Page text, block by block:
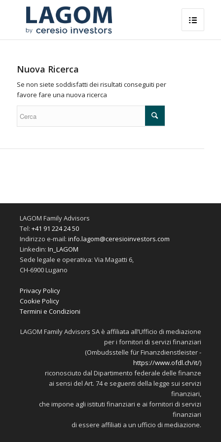
Nuova Ricerca
Se non siete soddisfatti dei risultati conseguiti per
favore fare una nuova ricerca
LAGOM Family Advisors
Tel: +41 91 224 24 50
Indirizzo e-mail: info.lagom@ceresioinvestors.com
Linkedin: In_LAGOM
Sede legale e operativa: Via Magatti 6,
CH-6900 Lugano
Privacy Policy
Cookie Policy
Termini e Condizioni
LAGOM Family Advisors SA è affiliata all’Ufficio di mediazione
per i fornitori di servizi finanziari
(Ombudsstelle für Finanzdienstleister -
https://www.ofdl.ch/it/)
riconosciuto dal Dipartimento federale delle finanze
ai sensi del Art. 74 e seguenti della legge sui servizi
finanziari,
che impone agli istituti finanziari e ai fornitori di servizi
finanziari
di essere affiliati a un ufficio di mediazione.